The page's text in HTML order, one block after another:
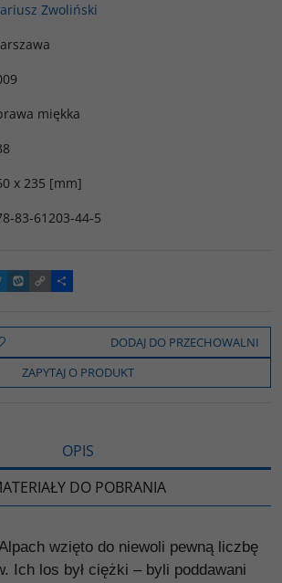
Zwoliński
miękka
x 235 [mm]
83-61203-44-5
W
y
o
C
o
y
i
n
k
P
o
z
e
l
s
DODAJ DO PRZECHOWALNI
ZAPYTAJ O PRODUKT
OPIS
DO POBRANIA
wzięto do niewoli pewną liczbę
Ich los był ciężki – byli poddawani